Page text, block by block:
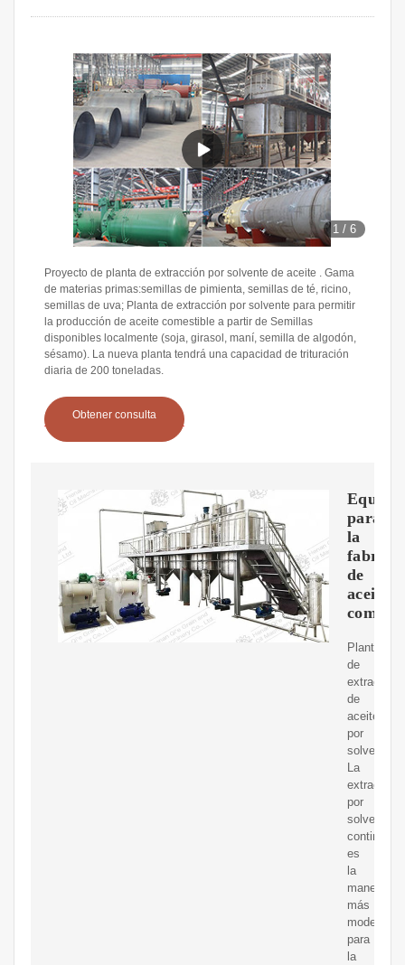
1 /6
Proyecto de planta de extracción por solvente de aceite . Gama
de materias primas:semillas de pimienta, semillas de té, ricino,
semillas de uva; Planta de extracción por solvente para permitir
la producción de aceite comestible a partir de Semillas
disponibles localmente (soja, girasol, maní, semilla de algodón,
sésamo). La nueva planta tendrá una capacidad de trituración
diaria de 200 toneladas.
Obtener consulta
para
la
de
aceites
Planta
de
extracción
de
aceites
por
solventes
La
extracción
por
solvente
continua
es
la
manera
más
moderna
para
la